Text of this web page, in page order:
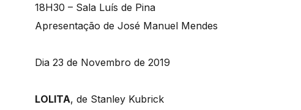
18H30 – Sala Luís de Pina
Apresentação de José Manuel Mendes
​Dia 23 de Novembro de 2019
LOLITA, de Stanley Kubrick